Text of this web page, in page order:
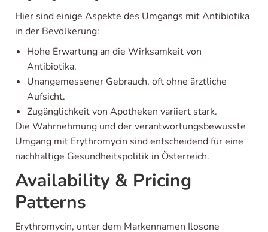
Hier sind einige Aspekte des Umgangs mit Antibiotika
in der Bevölkerung:
Hohe Erwartung an die Wirksamkeit von
Antibiotika.
Unangemessener Gebrauch, oft ohne ärztliche
Aufsicht.
Zugänglichkeit von Apotheken variiert stark.
Die Wahrnehmung und der verantwortungsbewusste
Umgang mit Erythromycin sind entscheidend für eine
nachhaltige Gesundheitspolitik in Österreich.
Availability & Pricing
Patterns
Erythromycin, unter dem Markennamen Ilosone